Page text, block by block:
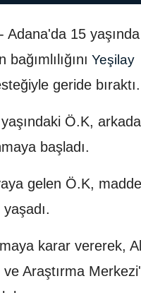
Adana'da 15 yaşında
Yeşilay
geride bıraktı.
Ö.K,
başladı.
gelen Ö.K, madde
karar vererek,
ve Araştırma